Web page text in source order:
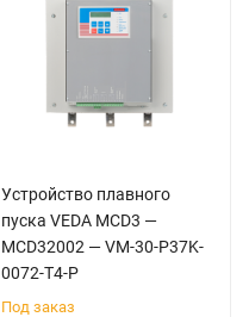
Устройство плавного
пуска VEDA MCD3 —
MCD32002 — VM-30-P37K-
0072-T4-P
Под заказ